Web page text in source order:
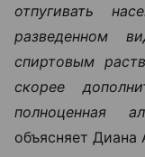
отпугивать
разведенном
спиртовым
скорее
полноценная
объясняет Диана